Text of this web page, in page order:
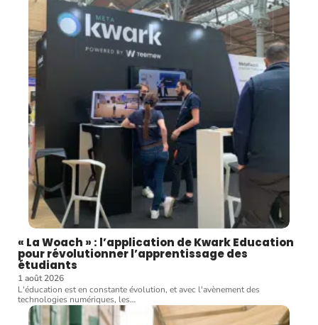
« La Woach » : l’application de Kwark Education
pour révolutionner l’apprentissage des
étudiants
1 août 2026
L'éducation est en constante évolution, et avec l'avènement des
technologies numériques, les…